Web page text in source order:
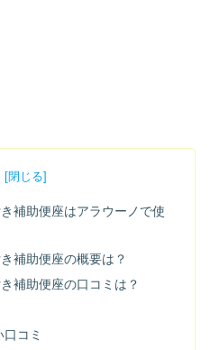
補助便座はアラウーノで使
補助便座の概要は？
補助便座の口コミは？
コミ